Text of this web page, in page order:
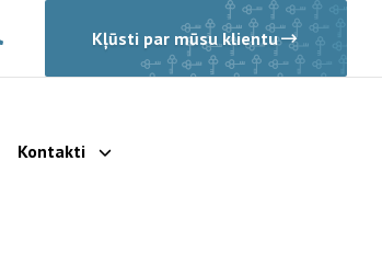
Kļūsti par mūsu klientu
apakšizvēlni
Kontakti Parādīt apakšizvēlni